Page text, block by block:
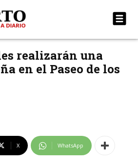
realizarán una
en el Paseo de los
X WhatsApp